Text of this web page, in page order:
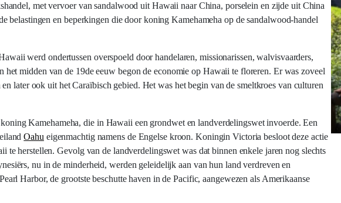
met vervoer van sandalwood uit Hawaii naar China, porselein en zijde uit China
belastingen en beperkingen die door koning Kamehameha op de sandalwood-handel
werd ondertussen overspoeld door handelaren, missionarissen, walvisvaarders,
midden van de 19de eeuw begon de economie op Hawaii te floreren. Er was zoveel
later ook uit het Caraïbisch gebied. Het was het begin van de smeltkroes van culturen
Kamehameha, die in Hawaii een grondwet en landverdelingswet invoerde. Een
Oahu eigenmachtig namens de Engelse kroon. Koningin Victoria besloot deze actie
herstellen. Gevolg van de landverdelingswet was dat binnen enkele jaren nog slechts
nu in de minderheid, werden geleidelijk aan van hun land verdreven en
Harbor, de grootste beschutte haven in de Pacific, aangewezen als Amerikaanse